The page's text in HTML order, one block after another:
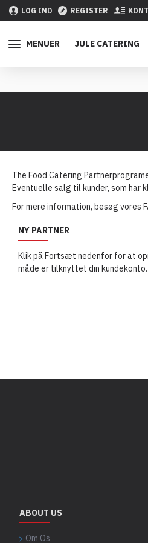
LOG IND REGISTER
MENUER JULE CATERING
The Food Catering
Eventuelle salg til kunder, som har
For mere information, besøg vores
NY PARTNER
Klik på Fortsæt nedenfor for at
måde er tilknyttet din kundekonto.
ABOUT US
Om Os